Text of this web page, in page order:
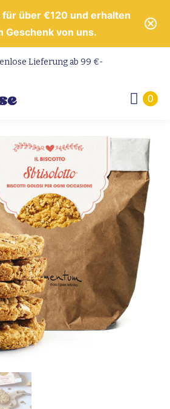
für über €120 und erhalten
Geschenk von uns.
Lieferung ab 99 €-
0